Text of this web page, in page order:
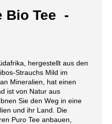
Bio Tee -
hergestellt aus den
Strauchs Mild im
Mineralien, hat einen
ist von Natur aus
Sie den Weg in eine
und ihr Land. Die
Puro Tee anbauen,